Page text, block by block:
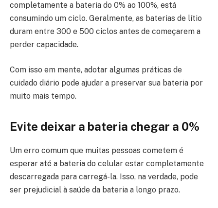
completamente a bateria do 0% ao 100%, está
consumindo um ciclo. Geralmente, as baterias de lítio
duram entre 300 e 500 ciclos antes de começarem a
perder capacidade.
Com isso em mente, adotar algumas práticas de
cuidado diário pode ajudar a preservar sua bateria por
muito mais tempo.
Evite deixar a bateria chegar a 0%
Um erro comum que muitas pessoas cometem é
esperar até a bateria do celular estar completamente
descarregada para carregá-la. Isso, na verdade, pode
ser prejudicial à saúde da bateria a longo prazo.